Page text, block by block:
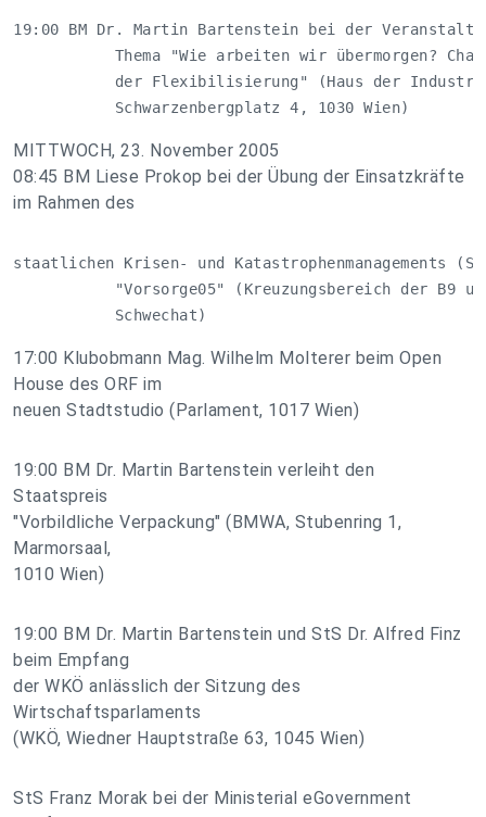
19:00 BM Dr. Martin Bartenstein bei der
Thema "Wie arbeiten wir übermorgen?
der Flexibilisierung" (Haus der
           Schwarzenbergplatz 4, 1030 Wien)
MITTWOCH, 23. November 2005
08:45 BM Liese Prokop bei der Übung der Einsatzkräfte
im Rahmen des
staatlichen Krisen- und Katastrophenmanagements
"Vorsorge05" (Kreuzungsbereich der B9
           Schwechat)
17:00 Klubobmann Mag. Wilhelm Molterer beim Open
House des ORF im
neuen Stadtstudio (Parlament, 1017 Wien)
19:00 BM Dr. Martin Bartenstein verleiht den
Staatspreis
"Vorbildliche Verpackung" (BMWA, Stubenring 1,
Marmorsaal,
1010 Wien)
19:00 BM Dr. Martin Bartenstein und StS Dr. Alfred Finz
beim Empfang
der WKÖ anlässlich der Sitzung des
Wirtschaftsparlaments
(WKÖ, Wiedner Hauptstraße 63, 1045 Wien)
StS Franz Morak bei der Ministerial eGovernment